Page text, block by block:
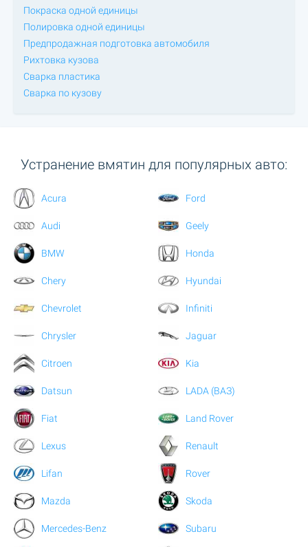
Покраска одной единицы
Полировка одной единицы
Предпродажная подготовка автомобиля
Рихтовка кузова
Сварка пластика
Сварка по кузову
Устранение вмятин для популярных авто:
Acura
Audi
BMW
Chery
Chevrolet
Chrysler
Citroen
Datsun
Fiat
Ford
Geely
Honda
Hyundai
Infiniti
Jaguar
Kia
LADA (ВАЗ)
Land Rover
Lexus
Lifan
Mazda
Mercedes-Benz
Renault
Rover
Skoda
Subaru